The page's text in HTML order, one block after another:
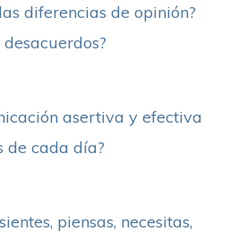
diferencias de opinión?
asertiva y efectiva
de cada día?
piensas, necesitas,